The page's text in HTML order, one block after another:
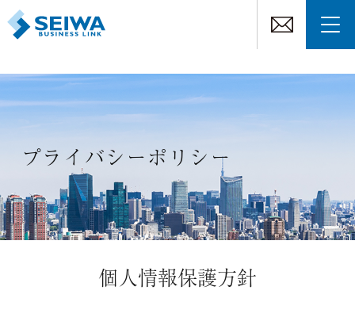
プライバシーポリシー
個人情報保護方針